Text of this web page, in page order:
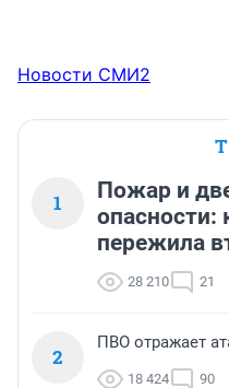
Новости СМИ2
1
Пожар и
опасности:
пережила
28 210 21
2
ПВО отражает
18 424 90